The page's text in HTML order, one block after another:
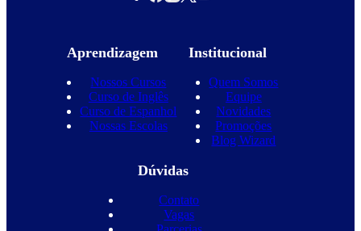
Aprendizagem
Nossos Cursos
Curso de Inglês
Curso de Espanhol
Nossas Escolas
Institucional
Quem Somos
Equipe
Novidades
Promoções
Blog Wizard
Dúvidas
Contato
Vagas